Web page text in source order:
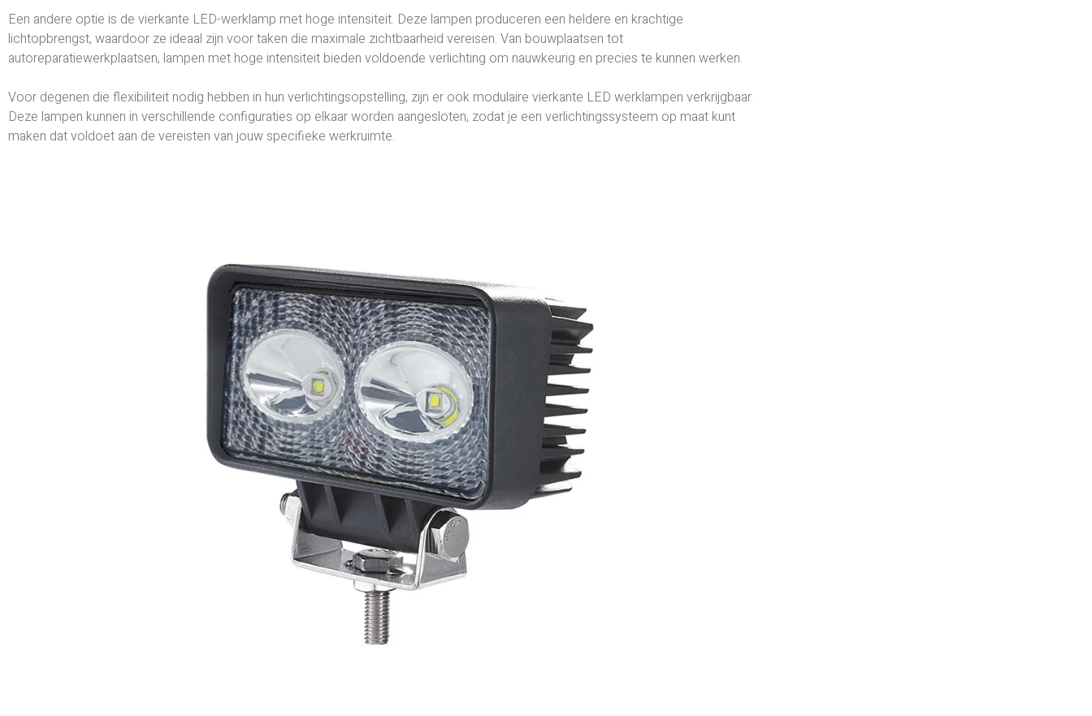
Een andere optie is de vierkante LED-werklamp met hoge intensiteit. Deze lampen produceren een heldere en krachtige
lichtopbrengst, waardoor ze ideaal zijn voor taken die maximale zichtbaarheid vereisen. Van bouwplaatsen tot
autoreparatiewerkplaatsen, lampen met hoge intensiteit bieden voldoende verlichting om nauwkeurig en precies te kunnen werken.
Voor degenen die flexibiliteit nodig hebben in hun verlichtingsopstelling, zijn er ook modulaire vierkante LED werklampen verkrijgbaar.
Deze lampen kunnen in verschillende configuraties op elkaar worden aangesloten, zodat je een verlichtingssysteem op maat kunt
maken dat voldoet aan de vereisten van jouw specifieke werkruimte.